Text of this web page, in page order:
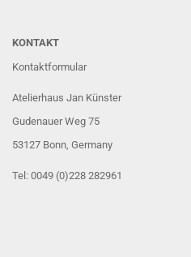
KONTAKT
Kontaktformular
Atelierhaus Jan Künster
Gudenauer Weg 75
53127 Bonn, Germany
Tel: 0049 (0)228 282961